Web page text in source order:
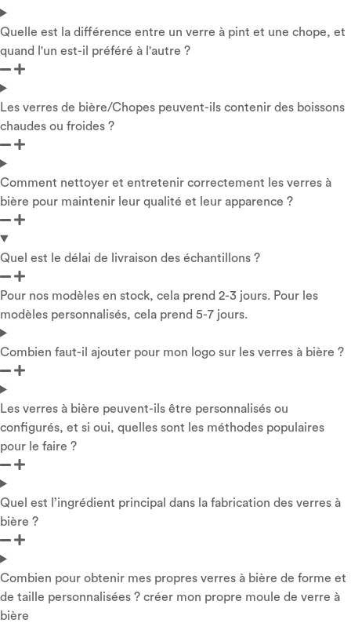
Quelle est la différence entre un verre à pint et une chope, et
quand l'un est-il préféré à l'autre ?
Les verres de bière/Chopes peuvent-ils contenir des boissons
chaudes ou froides ?
Comment nettoyer et entretenir correctement les verres à
bière pour maintenir leur qualité et leur apparence ?
Quel est le délai de livraison des échantillons ?
Pour nos modèles en stock, cela prend 2-3 jours. Pour les
modèles personnalisés, cela prend 5-7 jours.
Combien faut-il ajouter pour mon logo sur les verres à bière ?
Les verres à bière peuvent-ils être personnalisés ou
configurés, et si oui, quelles sont les méthodes populaires
pour le faire ?
Quel est l’ingrédient principal dans la fabrication des verres à
bière ?
Combien pour obtenir mes propres verres à bière de forme et
de taille personnalisées ? créer mon propre moule de verre à
bière